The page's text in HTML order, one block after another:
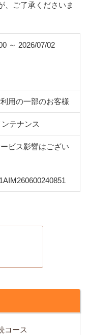
、ご了承くださいま
～ 2026/07/02
用の一部のお客様
テナンス
ビス影響はござい
コース